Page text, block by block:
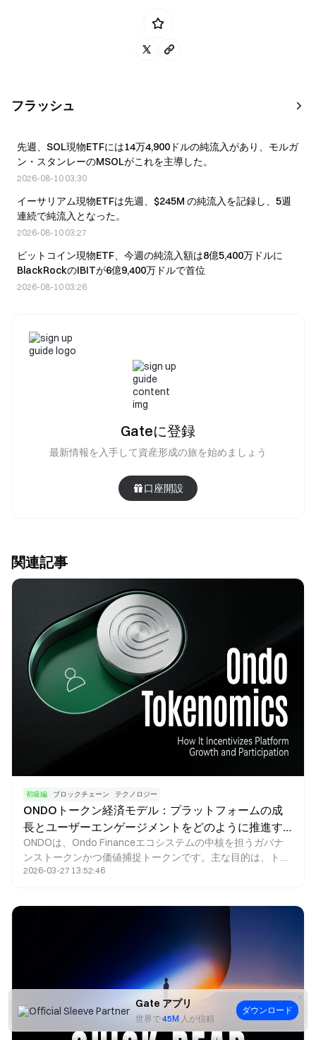
Gate アプリ
世界で45M 人が信頼
ダウンロード
フラッシュ
先週、SOL現物ETFには14万4,900ドルの純流入があり、モルガ
ン・スタンレーのMSOLがこれを主導した。
2026-08-10 03:30
イーサリアム現物ETFは先週、$245M の純流入を記録し、5週
連続で純流入となった。
2026-08-10 03:27
ビットコイン現物ETF、今週の純流入額は8億5,400万ドルに
BlackRockのIBITが6億9,400万ドルで首位
2026-08-10 03:26
Gateに登録
最新情報を入手して資産形成の旅を始めましょう
口座開設
関連記事
初級編 ブロックチェーン テクノロジー
ONDOトークン経済モデル：プラットフォームの成
長とユーザーエンゲージメントをどのように推進す
るのか
ONDOは、Ondo Financeエコシステムの中核を担うガバナ
ンストークンかつ価値捕捉トークンです。主な目的は、トー
クンインセンティブの仕組みを活用し、従来型金融資産
2026-03-27 13:52:46